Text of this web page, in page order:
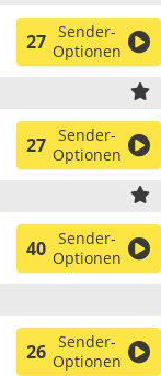
27 Sender-
Optionen
27 Sender-
Optionen
40 Sender-
Optionen
26 Sender-
Optionen